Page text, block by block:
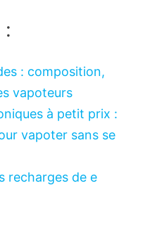
: composition,
vapoteurs
à petit prix :
vapoter sans se
recharges de e